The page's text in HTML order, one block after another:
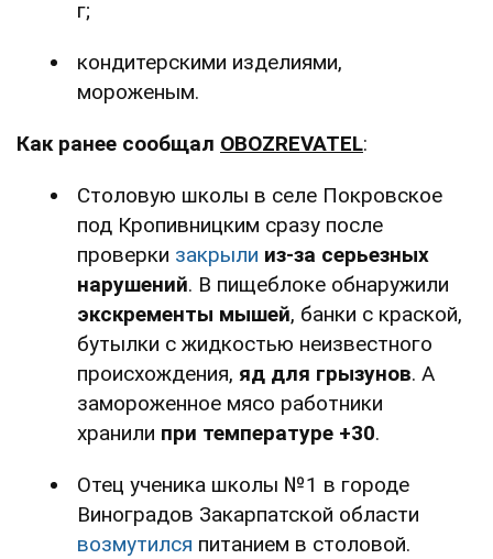
г;
кондитерскими изделиями,
мороженым.
Как ранее сообщал OBOZREVATEL:
Столовую школы в селе Покровское
под Кропивницким сразу после
проверки закрыли из-за серьезных
нарушений. В пищеблоке обнаружили
экскременты мышей, банки с краской,
бутылки с жидкостью неизвестного
происхождения, яд для грызунов. А
замороженное мясо работники
хранили при температуре +30.
Отец ученика школы №1 в городе
Виноградов Закарпатской области
возмутился питанием в столовой.